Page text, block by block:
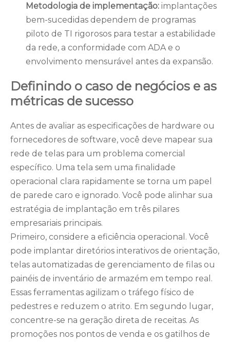
Metodologia de implementação: implantações
bem-sucedidas dependem de programas
piloto de TI rigorosos para testar a estabilidade
da rede, a conformidade com ADA e o
envolvimento mensurável antes da expansão.
Definindo o caso de negócios e as
métricas de sucesso
Antes de avaliar as especificações de hardware ou
fornecedores de software, você deve mapear sua
rede de telas para um problema comercial
específico. Uma tela sem uma finalidade
operacional clara rapidamente se torna um papel
de parede caro e ignorado. Você pode alinhar sua
estratégia de implantação em três pilares
empresariais principais.
Primeiro, considere a eficiência operacional. Você
pode implantar diretórios interativos de orientação,
telas automatizadas de gerenciamento de filas ou
painéis de inventário de armazém em tempo real.
Essas ferramentas agilizam o tráfego físico de
pedestres e reduzem o atrito. Em segundo lugar,
concentre-se na geração direta de receitas. As
promoções nos pontos de venda e os gatilhos de